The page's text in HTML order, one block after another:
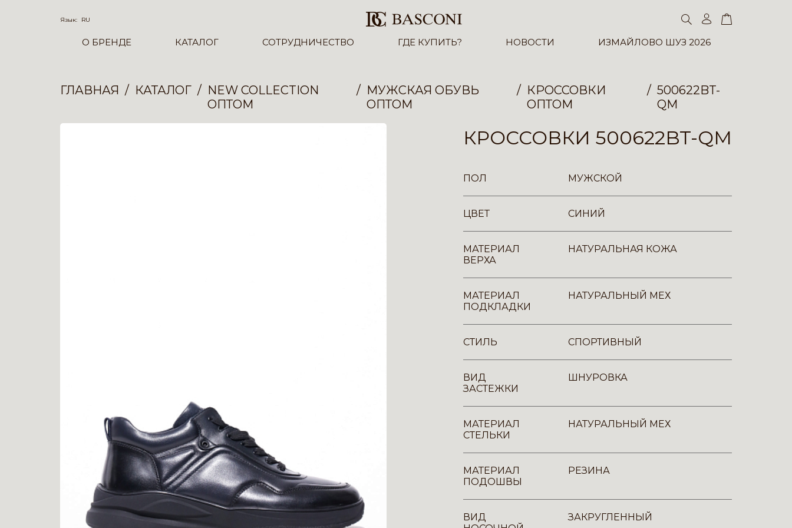
Язык: RU
О БРЕНДЕ КАТАЛОГ СОТРУДНИЧЕСТВО ГДЕ КУПИТЬ? НОВОСТИ ИЗМАЙЛОВО ШУЗ 2026
ГЛАВНАЯ КАТАЛОГ
NEW COLLECTION
ОПТОМ
МУЖСКАЯ ОБУВЬ
ОПТОМ
КРОССОВКИ
ОПТОМ
500622BT-
QM
КРОССОВКИ 500622BT-QM
ПОЛ МУЖСКОЙ
ЦВЕТ СИНИЙ
МАТЕРИАЛ
ВЕРХА
НАТУРАЛЬНАЯ КОЖА
МАТЕРИАЛ
ПОДКЛАДКИ
НАТУРАЛЬНЫЙ МЕХ
СТИЛЬ СПОРТИВНЫЙ
ВИД
ЗАСТЕЖКИ
ШНУРОВКА
МАТЕРИАЛ
СТЕЛЬКИ
НАТУРАЛЬНЫЙ МЕХ
МАТЕРИАЛ
ПОДОШВЫ
РЕЗИНА
ВИД
ЗАКРУГЛЕННЫЙ